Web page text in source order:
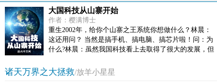
大国科技从山寨开始
作者：樱满博士
重生2002年，给你个山寨之王系统你想做什么？林晨：
这还用问？ 当然是搞手机、搞电脑、搞芯片啦！问：为
什么?林晨：虽然我国科技看上去取得了很大的发展，但
且最愤怒的是他们还禁止我们进场参赛，也不让我们使
用他们的产品！ 要是我在02年有山寨系统，那肯定趁着
诸天万界之大拯救/放羊小星星